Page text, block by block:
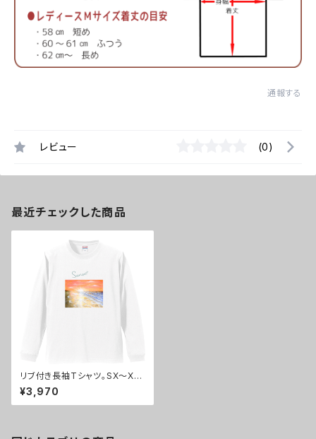
通報する
レビュー (0)
最近チェックした商品
リブ付き長袖Tシャツ。SX～XX
L。オシャレなイラスト付ロンＴ。
sunset1
¥3,970